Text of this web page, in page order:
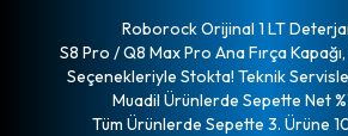
Roborock Orijinal 1 LT
S8 Pro / Q8 Max Pro Ana Fırça
Seçenekleriyle Stokta! Teknik
Muadil Ürünlerde Sepette Net
Tüm Ürünlerde Sepette 3. Ürüne